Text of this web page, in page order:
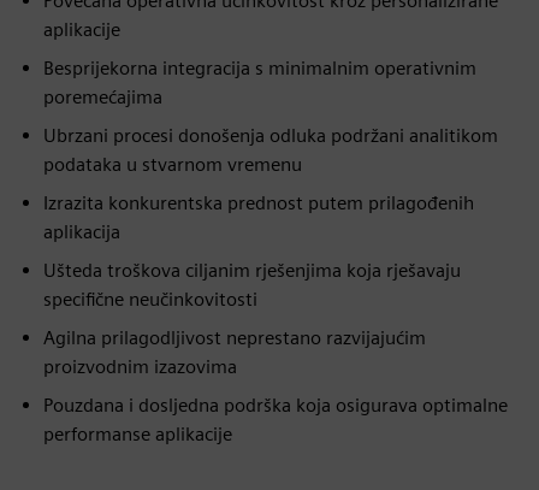
aplikacije
Besprijekorna integracija s minimalnim operativnim
poremećajima
Ubrzani procesi donošenja odluka podržani analitikom
podataka u stvarnom vremenu
Izrazita konkurentska prednost putem prilagođenih
aplikacija
Ušteda troškova ciljanim rješenjima koja rješavaju
specifične neučinkovitosti
Agilna prilagodljivost neprestano razvijajućim
proizvodnim izazovima
Pouzdana i dosljedna podrška koja osigurava optimalne
performanse aplikacije